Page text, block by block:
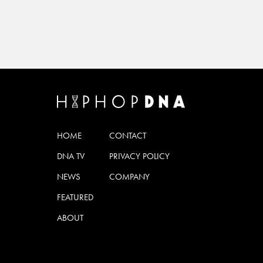
HOME
DNA TV
NEWS
FEATURED
ABOUT
CONTACT
PRIVACY POLICY
COMPANY